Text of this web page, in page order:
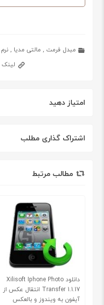
مبدل فرمت , مالتی مدیا ,نرم
لینک
امتیاز دهید
اشتراک گذاری مطلب
مطالب مرتبط
دانلود Xilisoft Iphone Photo
Transfer 1.1.17 انتقال عکس‌ از
آیفون به ویندوز و بالعکس